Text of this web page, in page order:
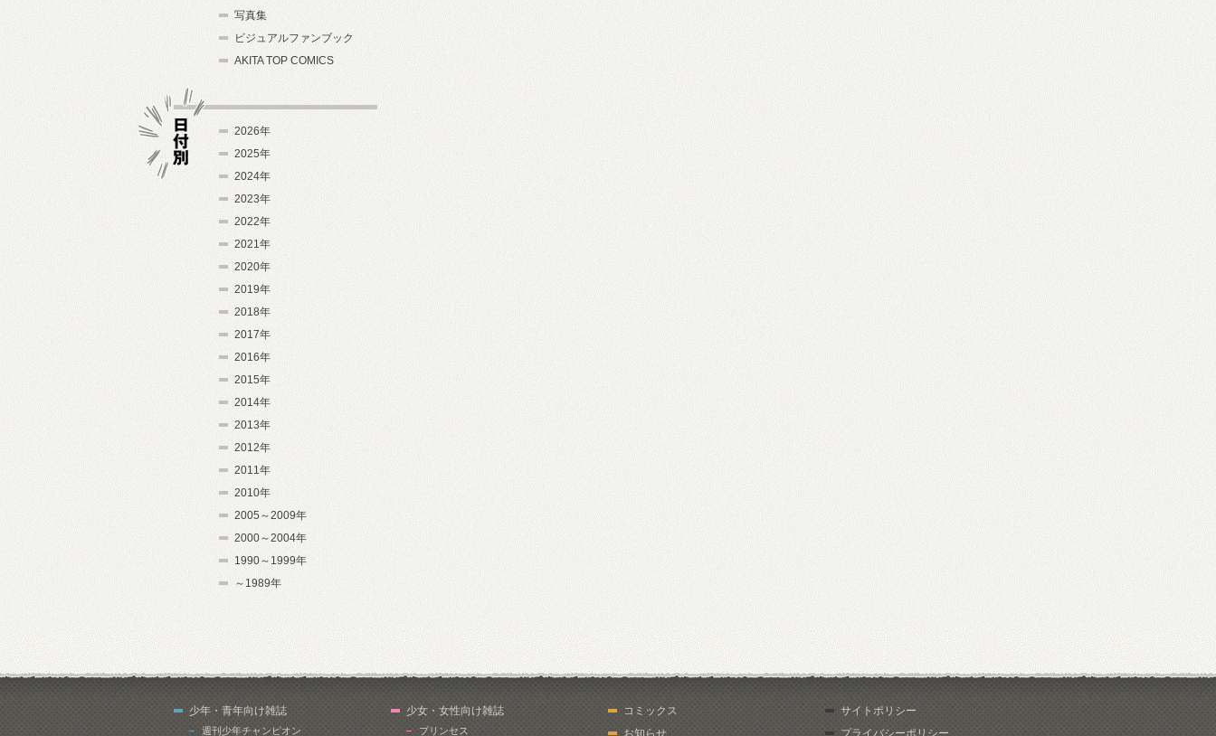
写真集
ビジュアルファンブック
AKITA TOP COMICS
2026年
2025年
2024年
2023年
2022年
2021年
2020年
2019年
2018年
2017年
2016年
2015年
2014年
2013年
2012年
2011年
2010年
2005～2009年
2000～2004年
1990～1999年
～1989年
少年・青年向け雑誌
週刊少年チャンピオン
少女・女性向け雑誌
プリンセス
コミックス
お知らせ
サイトポリシー
プライバシーポリシー